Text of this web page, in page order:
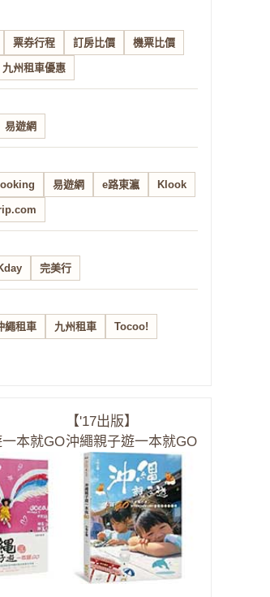
票券行程 訂房比價 機票比價
九州租車優惠
易遊網
易遊網 e路東瀛 Klook
完美行
繩租車 九州租車 Tocoo!
本就GO
【'17出版】
沖繩親子遊一本就GO